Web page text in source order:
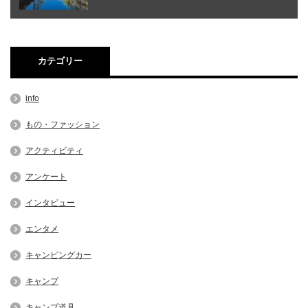
カテゴリー
info
もの・ファッション
アクティビティ
アンケート
インタビュー
エンタメ
キャンピングカー
キャンプ